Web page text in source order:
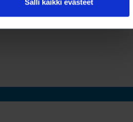
Salli kaikki evästeet